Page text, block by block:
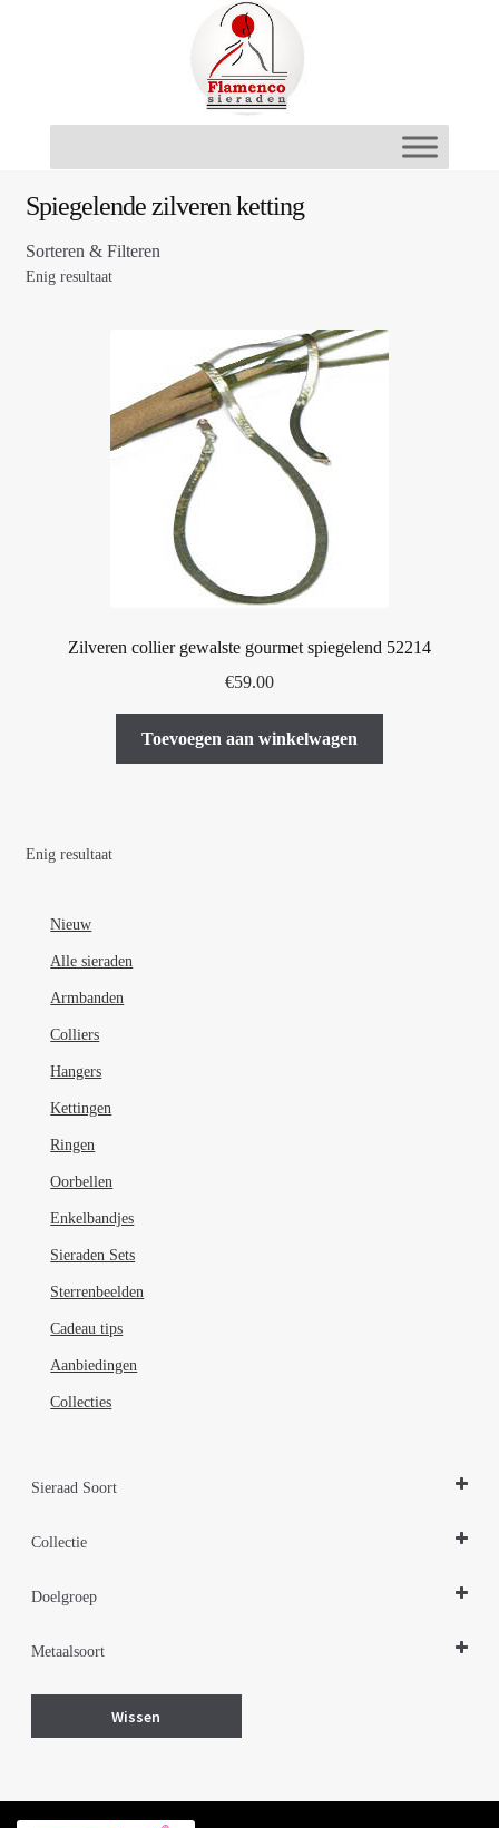
Spiegelende zilveren ketting
Sorteren & Filteren
Enig resultaat
Zilveren collier gewalste gourmet spiegelend 52214
€59.00
Toevoegen aan winkelwagen
Enig resultaat
Nieuw
Alle sieraden
Armbanden
Colliers
Hangers
Kettingen
Ringen
Oorbellen
Enkelbandjes
Sieraden Sets
Sterrenbeelden
Cadeau tips
Aanbiedingen
Collecties
Sieraad Soort
Collectie
Doelgroep
Metaalsoort
Wissen